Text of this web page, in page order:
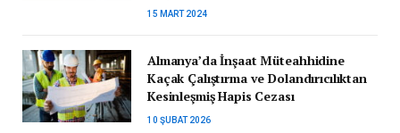
15 MART 2024
Almanya’da İnşaat Müteahhidine
Kaçak Çalıştırma ve Dolandırıcılıktan
Kesinleşmiş Hapis Cezası
10 ŞUBAT 2026